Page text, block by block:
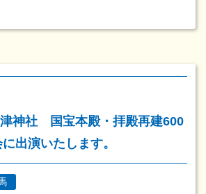
神社 国宝本殿・拝殿再建600
出演いたします。